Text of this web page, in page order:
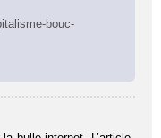
bouc-